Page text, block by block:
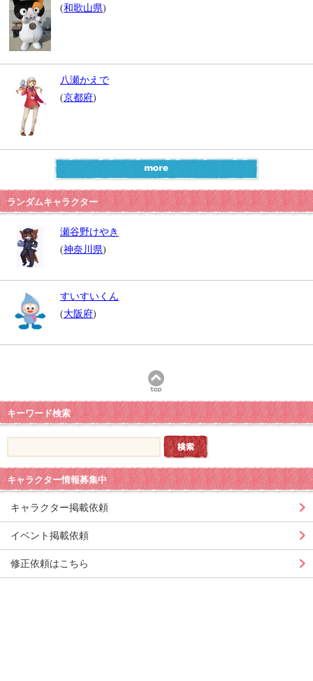
(和歌山県)
八瀬かえで
(京都府)
ランダムキャラクター
瀬谷野けやき
(神奈川県)
すいすいくん
(大阪府)
キーワード検索
キャラクター情報募集中
キャラクター掲載依頼
イベント掲載依頼
修正依頼はこちら